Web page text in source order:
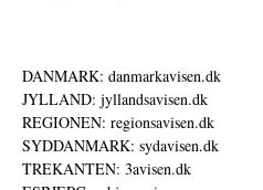
DANMARK: danmarkavisen.dk
JYLLAND: jyllandsavisen.dk
REGIONEN: regionsavisen.dk
SYDDANMARK: sydavisen.dk
TREKANTEN: 3avisen.dk